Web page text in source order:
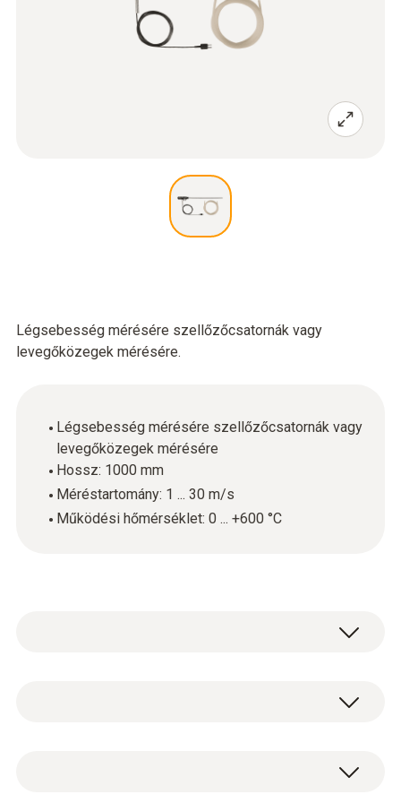
Légsebesség mérésére szellőzőcsatornák vagy
levegőközegek mérésére.
Légsebesség mérésére szellőzőcsatornák vagy
levegőközegek mérésére
Hossz: 1000 mm
Méréstartomány: 1 ... 30 m/s
Működési hőmérséklet: 0 ... +600 °C
felhasználásával. A Pitot-csövek biztosítják